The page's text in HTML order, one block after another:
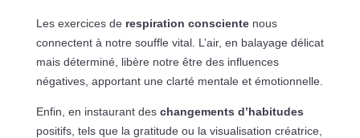
Les exercices de respiration conscientenous
connectent à notre souffle vital. L’air, en balayage délicat
mais déterminé, libère notre être des influences
négatives, apportant une clarté mentale et émotionnelle.
Enfin, en instaurant des changements d’habitudes
positifs, tels que la gratitude ou la visualisation créatrice,